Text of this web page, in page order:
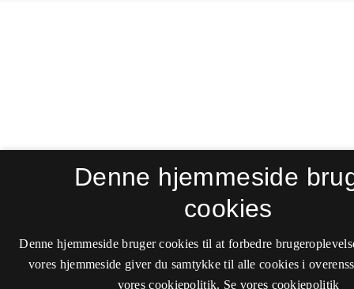
Denne hjemmeside
cookies
Denne hjemmeside bruger cookies til at forbedre
vores hjemmeside giver du samtykke til alle cookies i
vores cookiepolitik. Se vores cookiepolitik